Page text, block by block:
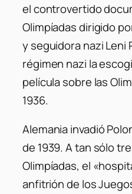
el controvertido
Olimpíadas dirigido
y seguidora nazi Leni
régimen nazi la
película sobre las
1936.
Alemania invadió
de 1939. A tan sólo
Olimpíadas, el
anfitrión de los